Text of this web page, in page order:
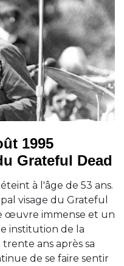
1995
Grateful Dead
à l'âge de 53 ans.
visage du Grateful
œuvre immense et un
institution de la
ans après sa
de se faire sentir